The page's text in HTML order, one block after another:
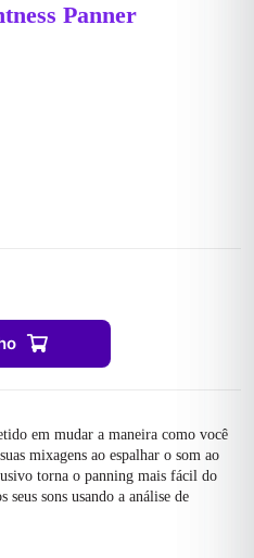
Panner
em mudar a maneira como você
mixagens ao espalhar o som ao
torna o panning mais fácil do
sons usando a análise de